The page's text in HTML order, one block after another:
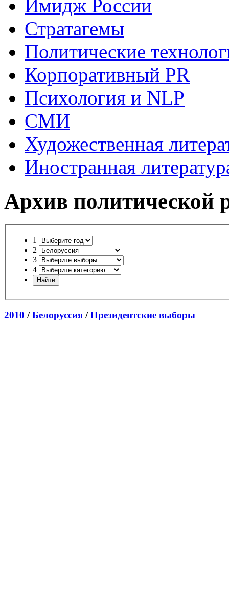
Имидж России
Стратагемы
Политические
Корпоративный PR
Психология и NLP
СМИ
Художественная
Иностранная
Архив политической
1
2
3
4
2010 /Белоруссия /Президентские выборы